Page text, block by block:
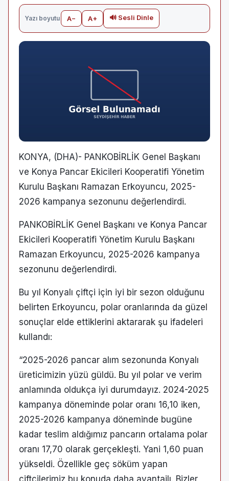
Yazı boyutu A− A+ 🔊 Sesli Dinle
KONYA, (DHA)- PANKOBİRLİK Genel Başkanı
ve Konya Pancar Ekicileri Kooperatifi Yönetim
Kurulu Başkanı Ramazan Erkoyuncu, 2025-
2026 kampanya sezonunu değerlendirdi.
PANKOBİRLİK Genel Başkanı ve Konya Pancar
Ekicileri Kooperatifi Yönetim Kurulu Başkanı
Ramazan Erkoyuncu, 2025-2026 kampanya
sezonunu değerlendirdi.
Bu yıl Konyalı çiftçi için iyi bir sezon olduğunu
belirten Erkoyuncu, polar oranlarında da güzel
sonuçlar elde ettiklerini aktararak şu ifadeleri
kullandı:
“2025-2026 pancar alım sezonunda Konyalı
üreticimizin yüzü güldü. Bu yıl polar ve verim
anlamında oldukça iyi durumdayız. 2024-2025
kampanya döneminde polar oranı 16,10 iken,
2025-2026 kampanya döneminde bugüne
kadar teslim aldığımız pancarın ortalama polar
oranı 17,70 olarak gerçekleşti. Yani 1,60 puan
yükseldi. Özellikle geç söküm yapan
çiftçilerimiz bu konuda daha avantajlı. Bizler